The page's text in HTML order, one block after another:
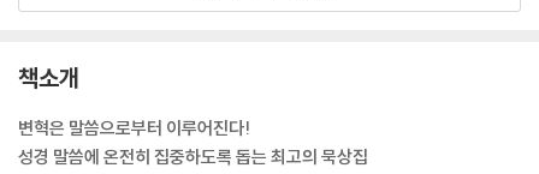
책소개
변혁은 말씀으로부터 이루어진다!
성경 말씀에 온전히 집중하도록 돕는 최고의 묵상집